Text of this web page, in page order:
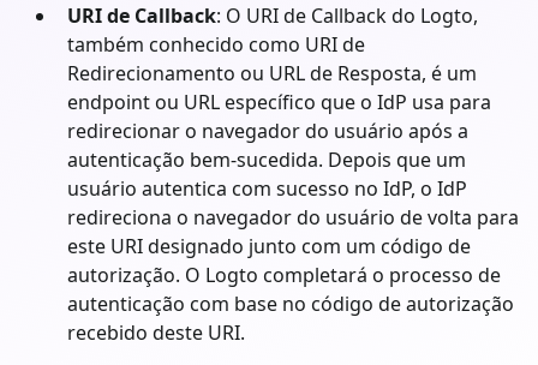
URI de Callback: O URI de Callback do Logto,
também conhecido como URI de
Redirecionamento ou URL de Resposta, é um
endpoint ou URL específico que o IdP usa para
redirecionar o navegador do usuário após a
autenticação bem-sucedida. Depois que um
usuário autentica com sucesso no IdP, o IdP
redireciona o navegador do usuário de volta para
este URI designado junto com um código de
autorização. O Logto completará o processo de
autenticação com base no código de autorização
recebido deste URI.